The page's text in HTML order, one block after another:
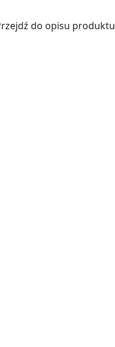
do opisu produktu